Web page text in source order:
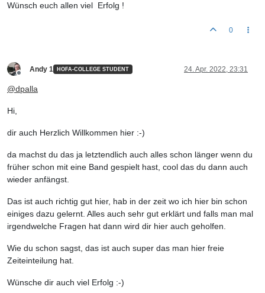
Wünsch euch allen viel Erfolg !
0
Andy 1 HOFA-COLLEGE STUDENT 24. Apr. 2022, 23:31
@dpalla
Hi,
dir auch Herzlich Willkommen hier :-)
da machst du das ja letztendlich auch alles schon länger wenn du
früher schon mit eine Band gespielt hast, cool das du dann auch
wieder anfängst.
Das ist auch richtig gut hier, hab in der zeit wo ich hier bin schon
einiges dazu gelernt. Alles auch sehr gut erklärt und falls man mal
irgendwelche Fragen hat dann wird dir hier auch geholfen.
Wie du schon sagst, das ist auch super das man hier freie
Zeiteinteilung hat.
Wünsche dir auch viel Erfolg :-)